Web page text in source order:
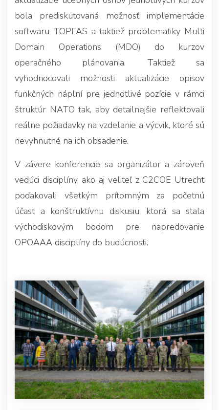
bola prediskutovaná možnosť implementácie
softwaru TOPFAS a taktiež problematiky Multi
Domain Operations (MDO) do kurzov
operačného plánovania. Taktiež sa
vyhodnocovali možnosti aktualizácie opisov
funkčných náplní pre jednotlivé pozície v rámci
štruktúr NATO tak, aby detailnejšie reflektovali
reálne požiadavky na vzdelanie a výcvik, ktoré sú
nevyhnutné na ich obsadenie.
V závere konferencie sa organizátor a zároveň
vedúci disciplíny, ako aj veliteľ z C2COE Utrecht
poďakovali všetkým prítomným za početnú
účasť a konštruktívnu diskusiu, ktorá sa stala
východiskovým bodom pre napredovanie
OPOAAA disciplíny do budúcnosti.